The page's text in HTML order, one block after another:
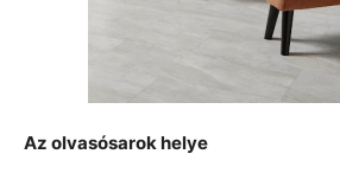
Az olvasósarok helye